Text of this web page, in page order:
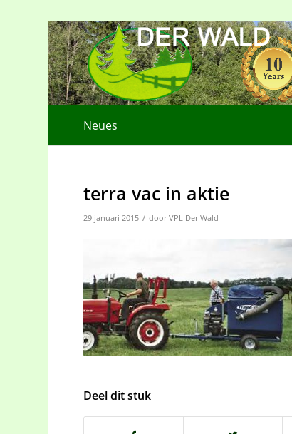
Neues
terra vac in aktie
29 januari 2015 / doorVPL Der Wald
Deel dit stuk